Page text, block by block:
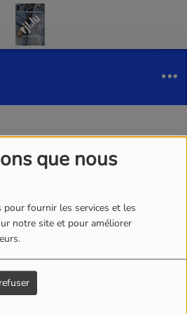
que nous
fournir les services et les
notre site et pour améliorer